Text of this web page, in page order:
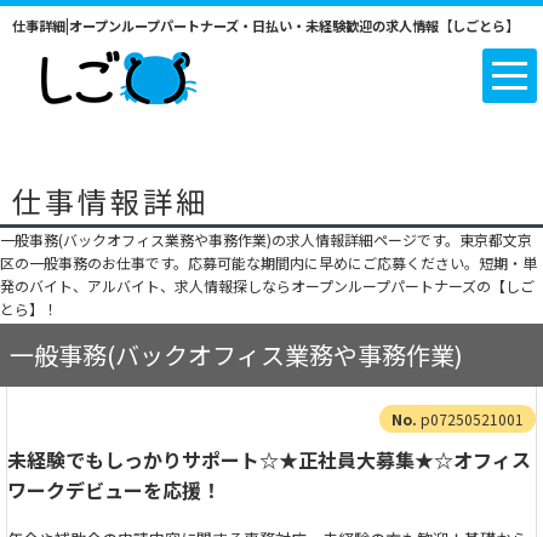
仕事詳細|オープンループパートナーズ・日払い・未経験歓迎の求人情報【しごとら】
仕事情報詳細
一般事務(バックオフィス業務や事務作業)の求人情報詳細ページです。東京都文京
区の一般事務のお仕事です。応募可能な期間内に早めにご応募ください。短期・単
発のバイト、アルバイト、求人情報探しならオープンループパートナーズの【しご
とら】！
一般事務(バックオフィス業務や事務作業)
p07250521001
未経験でもしっかりサポート☆★正社員大募集★☆オフィス
ワークデビューを応援！